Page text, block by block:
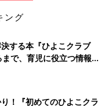
ング
する本『ひよこクラブ
で、育児に役立つ情報が
！『初めてのひよこクラ